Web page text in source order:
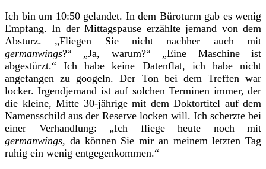
Ich bin um 10:50 gelandet. In dem Büroturm gab es wenig
Empfang. In der Mittagspause erzählte jemand von dem
Absturz. „Fliegen Sie nicht nachher auch mit
germanwings?“ „Ja, warum?“ „Eine Maschine ist
abgestürzt.“ Ich habe keine Datenflat, ich habe nicht
angefangen zu googeln. Der Ton bei dem Treffen war
locker. Irgendjemand ist auf solchen Terminen immer, der
die kleine, Mitte 30-jährige mit dem Doktortitel auf dem
Namensschild aus der Reserve locken will. Ich scherzte bei
einer Verhandlung: „Ich fliege heute noch mit
germanwings, da können Sie mir an meinem letzten Tag
ruhig ein wenig entgegenkommen.“